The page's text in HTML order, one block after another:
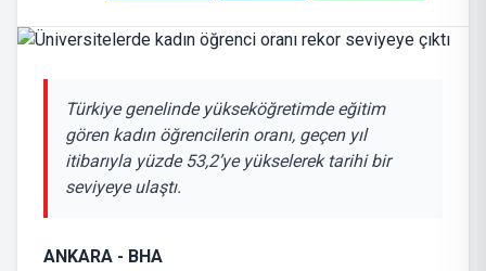
Türkiye genelinde yükseköğretimde eğitim
gören kadın öğrencilerin oranı, geçen yıl
itibarıyla yüzde 53,2’ye yükselerek tarihi bir
seviyeye ulaştı.
ANKARA - BHA